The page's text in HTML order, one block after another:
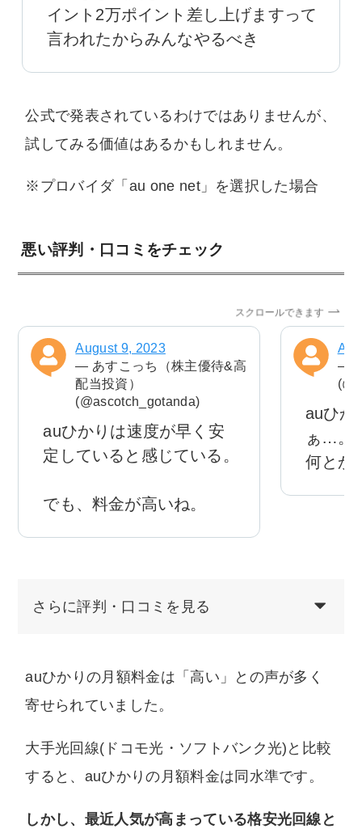
イント2万ポイント差し上げますって
言われたからみんなやるべき
公式で発表されているわけではありませんが、
試してみる価値はあるかもしれません。
※プロバイダ「au one net」を選択した場合
悪い評判・口コミをチェック
スクロールできます
auひかりは速度が早く安
定していると感じている。
でも、料金が高いね。
— あすこっち（株主優待&高
配当投資）
(@ascotch_gotanda)
August 9, 2023
auひ
ぁ…。
何とか
—
さらに評判・口コミを見る
auひかりの月額料金は「高い」との声が多く
寄せられていました。
大手光回線(ドコモ光・ソフトバンク光)と比較
すると、auひかりの月額料金は同水準です。
しかし、最近人気が高まっている格安光回線と